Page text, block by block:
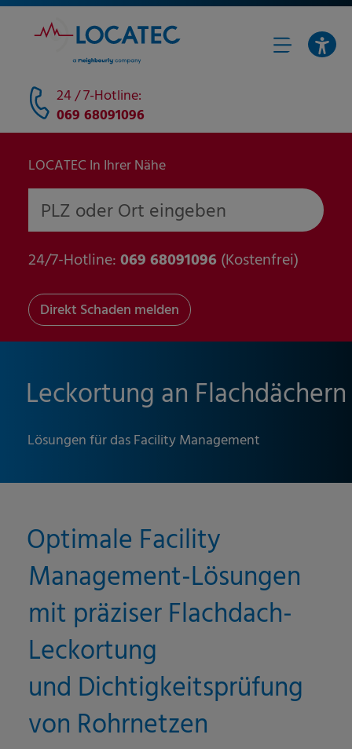
24 / 7-Hotline:
069 68091096
Leckortung an Flachdächern
Lösungen für das Facility Management
LOCATEC In Ihrer Nähe
PLZ oder Ort eingeben
24/7-Hotline:069 68091096(Kostenfrei)
Direkt Schaden melden
Optimale Facility
Management-Lösungen
mit präziser Flachdach-
Leckortung
und Dichtigkeitsprüfung
von Rohrnetzen